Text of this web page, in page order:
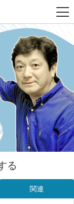
る
関連